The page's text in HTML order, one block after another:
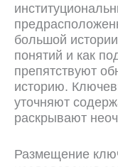
большой
понятий и как
препятствуют
историю.
уточняют
раскрывают
Размещение